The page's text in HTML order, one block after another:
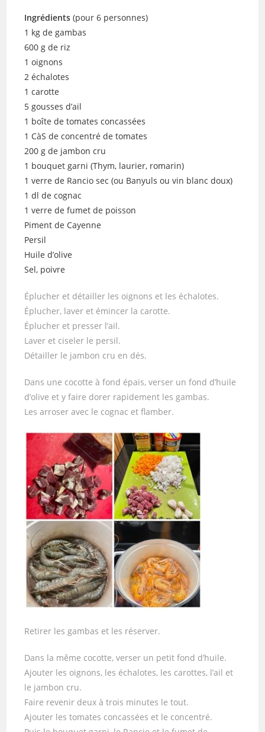
Ingrédients (pour 6 personnes)
1 kg de gambas
600 g de riz
1 oignons
2 échalotes
1 carotte
5 gousses d’ail
1 boîte de tomates concassées
1 CàS de concentré de tomates
200 g de jambon cru
1 bouquet garni (Thym, laurier, romarin)
1 verre de Rancio sec (ou Banyuls ou vin blanc doux)
1 dl de cognac
1 verre de fumet de poisson
Piment de Cayenne
Persil
Huile d’olive
Sel, poivre
Éplucher et détailler les oignons et les échalotes.
Éplucher, laver et émincer la carotte.
Éplucher et presser l’ail.
Laver et ciseler le persil.
Détailler le jambon cru en dés.
Dans une cocotte à fond épais, verser un fond d’huile
d’olive et y faire dorer rapidement les gambas.
Les arroser avec le cognac et flamber.
Retirer les gambas et les réserver.
Dans la même cocotte, verser un petit fond d’huile.
Ajouter les oignons, les échalotes, les carottes, l’ail et
le jambon cru.
Faire revenir deux à trois minutes le tout.
Ajouter les tomates concassées et le concentré.